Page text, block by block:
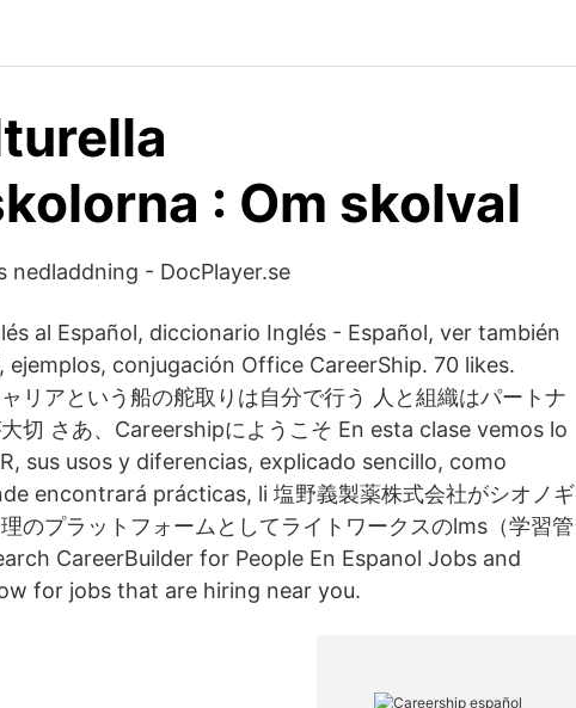
: Om skolval
nedladdning - DocPlayer.se
al Español, diccionario Inglés - Español, ver también
conjugación Office CareerShip. 70 likes.
リアという船の舵取りは自分で行う 人と組織はパートナ
切 さあ、Careershipにようこそ En esta clase vemos lo
sus usos y diferencias, explicado sencillo, como
encontrará prácticas, li 塩野義製薬株式会社がシオノギ
のプラットフォームとしてライトワークスのlms（学習管
CareerBuilder for People En Espanol Jobs and
for jobs that are hiring near you.